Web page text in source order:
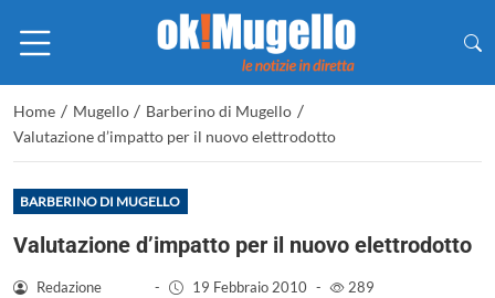
Home / Mugello / Barberino di Mugello /
Valutazione d’impatto per il nuovo elettrodotto
BARBERINO DI MUGELLO
Valutazione d’impatto per il nuovo elettrodotto
Redazione - 19 Febbraio 2010 - 289